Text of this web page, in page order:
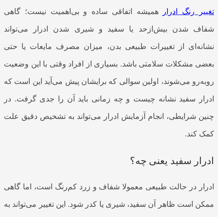
تغییر رنگ ادرار همیشه اتفاقی ساده و بی‌اهمیت نیست؛ گاهی
شفاف شدن بیش‌ازحد یا سفید و شیری شدن ادرار می‌تواند
نشانه‌ای از تغییرات طبیعی بدن، میزان مصرف مایعات یا حتی
بعضی مشکلات سلامتی باشد. بسیاری از افراد وقتی با این وضعیت
روبه‌رو می‌شوند، اولین سوالی که برایشان پیش می‌آید این است که
ادرار سفید نشانه چیست و چه زمانی باید آن را جدی گرفت. در
چنین شرایطی، انجام آزمایش ادرار می‌تواند به تشخیص دقیق علت
کمک کند.
ادرار سفید یعنی چه؟
ادرار در حالت طبیعی معمولا شفاف و زرد کم‌رنگ است، اما گاهی
ممکن است ظاهر آن سفید، شیری یا کدر شود. این تغییر می‌تواند به